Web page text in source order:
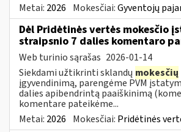
Metai: 2026 Mokesčiai:Gyventojų
Dėl Pridėtinės vertės mokesčio
straipsnio 7 dalies komentaro
Web turinio sąrašas 2026-01-14
Siekdami užtikrinti sklandų mokesčių
įgyvendinimą, parengėme PVM
dalies apibendrintą paaiškinimą
komentare pateikėme...
Metai: 2026 Mokesčiai: Pridėtinės